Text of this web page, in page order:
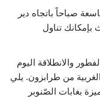
صباحاً باتجاه دير
بإمكانك تناول
والانطلاقة اليوم
من طرابزون. يلي
بغابات الصّنوبر